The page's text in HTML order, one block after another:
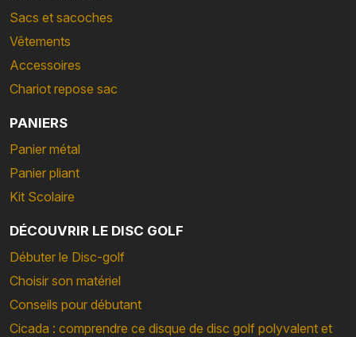
Sacs et sacoches
Vêtements
Accessoires
Chariot repose sac
PANIERS
Panier métal
Panier pliant
Kit Scolaire
DÉCOUVRIR LE DISC GOLF
Débuter le Disc-golf
Choisir son matériel
Conseils pour débutant
Cicada : comprendre ce disque de disc golf polyvalent et